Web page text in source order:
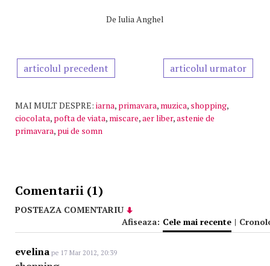
De Iulia Anghel
articolul precedent articolul urmator
MAI MULT DESPRE: iarna, primavara, muzica, shopping,
ciocolata, pofta de viata, miscare,aer liber,astenie de
primavara, pui de somn
Comentarii (1)
POSTEAZA COMENTARIU
Afiseaza: Cele mai recente |
evelina pe 17 Mar 2012, 20:39